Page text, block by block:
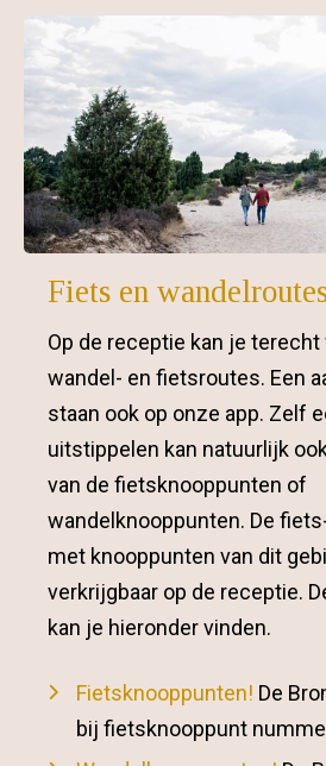
Fiets en
Op de receptie kan je
wandel- en fietsroutes. Een
staan ook op onze app. Zelf
uitstippelen kan natuurlijk
van de fietsknooppunten of
wandelknooppunten. De
met knooppunten van dit
verkrijgbaar op de receptie.
kan je hieronder vinden.
Fietsknooppunten! De
bij fietsknooppunt